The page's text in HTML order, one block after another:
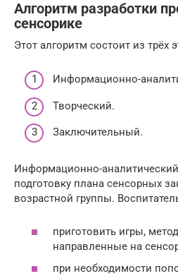
Алгоритм разработки
сенсорике
Этот алгоритм состоит из трёх
Информационно-
Творческий.
Заключительный.
Информационно-
подготовку плана сенсорных
возрастной группы.
приготовить игры,
направленные на
при необходимости